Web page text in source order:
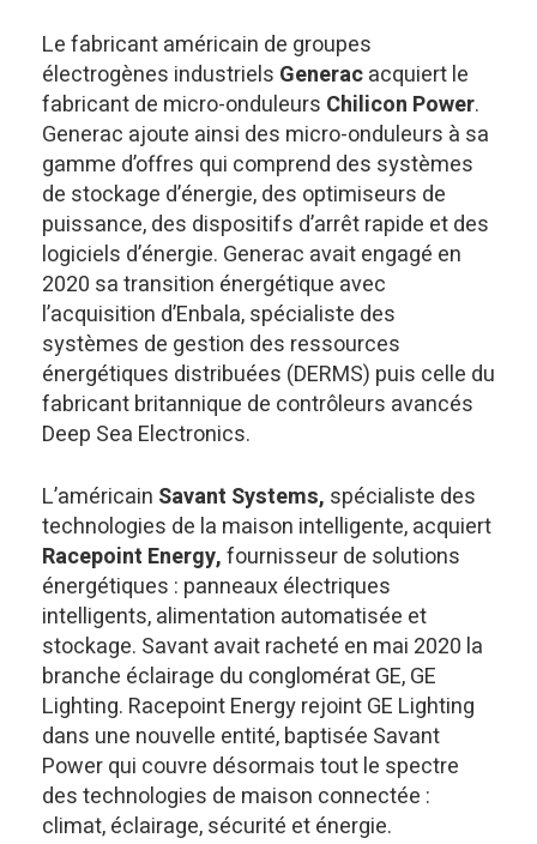
Le fabricant américain de groupes
électrogènes industriels Generacacquiert le
fabricant de micro-onduleurs Chilicon Power.
Generac ajoute ainsi des micro-onduleurs à sa
gamme d’offres qui comprend des systèmes
de stockage d’énergie, des optimiseurs de
puissance, des dispositifs d’arrêt rapide et des
logiciels d’énergie. Generac avait engagé en
2020 sa transition énergétique avec
l’acquisition d’Enbala, spécialiste des
systèmes de gestion des ressources
énergétiques distribuées (DERMS) puis celle du
fabricant britannique de contrôleurs avancés
Deep Sea Electronics.
L’américain Savant Systems, spécialiste des
technologies de la maison intelligente, acquiert
Racepoint Energy,fournisseur de solutions
énergétiques : panneaux électriques
intelligents, alimentation automatisée et
stockage. Savant avait racheté en mai 2020 la
branche éclairage du conglomérat GE, GE
Lighting. Racepoint Energy rejoint GE Lighting
dans une nouvelle entité, baptisée Savant
Power qui couvre désormais tout le spectre
des technologies de maison connectée :
climat, éclairage, sécurité et énergie.